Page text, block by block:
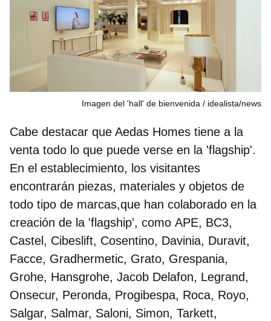
Imagen del 'hall' de bienvenida idealista/news
Cabe destacar que Aedas Homes tiene a la
venta todo lo que puede verse en la 'flagship'.
En el establecimiento, los visitantes
encontrarán piezas, materiales y objetos de
todo tipo de marcas,que han colaborado en la
creación de la 'flagship', como APE, BC3,
Castel, Cibeslift, Cosentino, Davinia, Duravit,
Facce, Gradhermetic, Grato, Grespania,
Grohe, Hansgrohe, Jacob Delafon, Legrand,
Onsecur, Peronda, Progibespa, Roca, Royo,
Salgar, Salmar, Saloni, Simon, Tarkett,